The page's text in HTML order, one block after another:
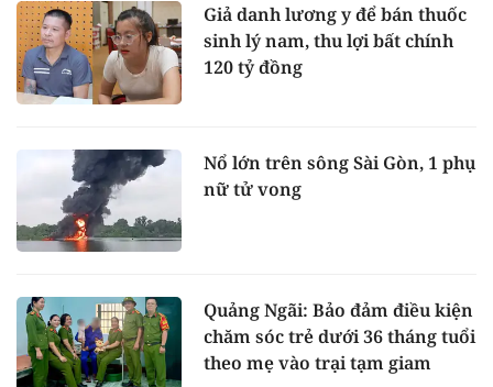
Giả danh lương y để bán thuốc
sinh lý nam, thu lợi bất chính
120 tỷ đồng
Nổ lớn trên sông Sài Gòn, 1 phụ
nữ tử vong
Quảng Ngãi: Bảo đảm điều kiện
chăm sóc trẻ dưới 36 tháng tuổi
theo mẹ vào trại tạm giam